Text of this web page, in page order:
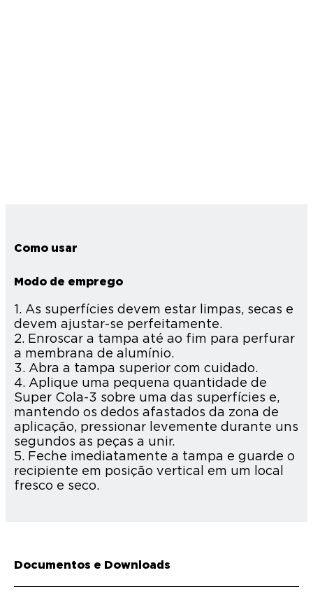
Como usar
Modo de emprego
1. As superfícies devem estar limpas, secas e
devem ajustar-se perfeitamente.
2. Enroscar a tampa até ao fim para perfurar
a membrana de alumínio.
3. Abra a tampa superior com cuidado.
4. Aplique uma pequena quantidade de
Super Cola-3 sobre uma das superfícies e,
mantendo os dedos afastados da zona de
aplicação, pressionar levemente durante uns
segundos as peças a unir.
5. Feche imediatamente a tampa e guarde o
recipiente em posição vertical em um local
fresco e seco.
Documentos e Downloads